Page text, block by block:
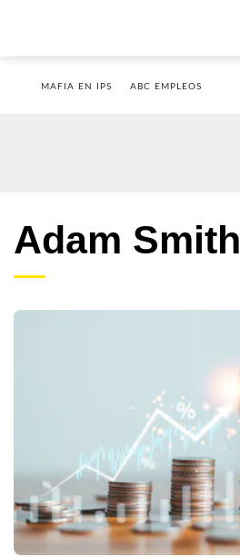
MAFIA EN IPS ABC EMPLEOS
Adam Smith